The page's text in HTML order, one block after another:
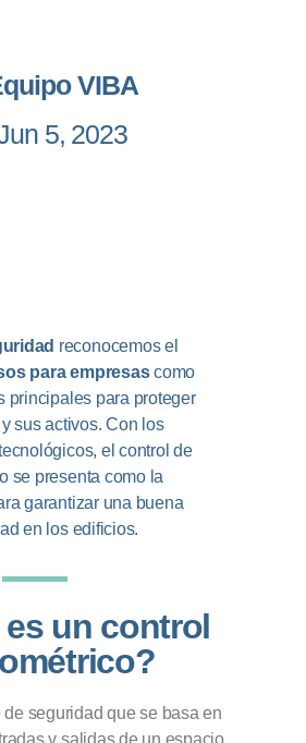
VIBA
5, 2023
reconocemos el
para empresascomo
principales para proteger
sus activos. Con los
el control de
se presenta como la
garantizar una buena
en los edificios.
es un control
de seguridad que se basa en
y salidas de un espacio